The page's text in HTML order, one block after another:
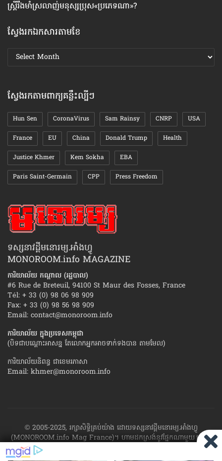
ស្ដ្រីរឹងមាំស្រលាញ់មនុស្សប្រុស«ប្រភេទណា»?
ស្វែងរកឯកសារតាមខែ
ស្វែងរក
ឯកសារ
ស្វែងរកតាមពាក្យគន្លឹះល្បីៗ
Hun Sen CoronaVirus Sam Rainsy CNRP USA
France EU China Donald Trump Health
Justice Khmer Kem Sokha EBA
Paris Saint-Germain CPP Press Freedom
ទស្សនាវដ្ដីមនោរម្យ.អាំងហ្វូ
MONOROOM.info MAGAZINE
ការិយាល័យ កណ្ដាល (រដ្ឋបាល)
#6 Rue de Breteuil, 94100 St Maur des Fosses, France
Tél: + 33 (0) 98 06 98 909
Fax: + 33 (0) 98 56 98 909
Email: contact@monoroom.info
ការិយាល័យ ក្នុង​ប្រទេស​កម្ពុជា
(បិទជាបណ្ដោះអាសន្ន តែលោកអ្នកអាចទាក់ទងបាន តាមមែល)
ការិយាល័យនិពន្ធ ជាខេមរភាសា
Email: khmer@monoroom.info
© 2005-2025, រក្សាសិទ្ធិគ្រប់យ៉ាង ដោយទស្សនាវដ្ដី​មនោរម្យ.អាំងហ្វូ
(MONOROOM.info Mag France)។ ហាម​ដក​ស្រង់​នូវ​ផ្នែក​ណា​មួយ​ ឬ​ផ្នែក​
ទាំង​អស់ ​នៃ​ការ​ផ្សាយ​របស់​ទស្សនាវដ្ដី​​មនោរម្យ.អាំងហ្វូ យក​ទៅ​​បោះពុម្ព នៅ
លើក្រដាស ឬតាម​ប្រព័ន្ធ​អេឡិច​ត្រូនិច - ផ្សាយ​តាម​រលក​ធាតុអាកាស ឬតាមប្រព័ន្ធ